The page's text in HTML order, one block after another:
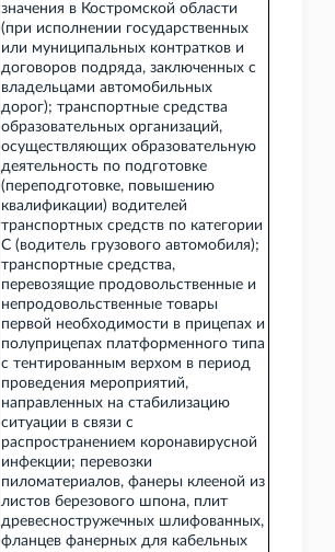
значения в Костромской области
(при исполнении государственных
или муниципальных контратков и
договоров подряда, заключенных с
владельцами автомобильных
дорог); транспортные средства
образовательных организаций,
осуществляющих образовательную
деятельность по подготовке
(переподготовке, повышению
квалификации) водителей
транспортных средств по категории
C (водитель грузового автомобиля);
транспортные средства,
перевозящие продовольственные и
непродовольственные товары
первой необходимости в прицепах и
полуприцепах платформенного типа
с тентированным верхом в период
проведения мероприятий,
направленных на стабилизацию
ситуации в связи с
распространением коронавирусной
инфекции; перевозки
пиломатериалов, фанеры клееной из
листов березового шпона, плит
древесностружечных шлифованных,
фланцев фанерных для кабельных